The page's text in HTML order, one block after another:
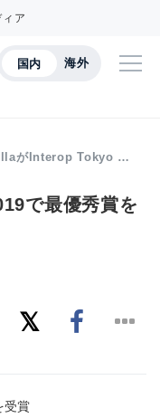
ア
国内 海外
がInterop Tokyo …
で最優秀賞を
受賞